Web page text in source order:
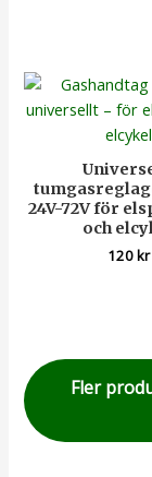
24V-72V för
och
120kr
Fler